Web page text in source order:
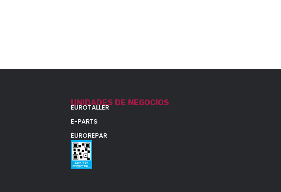
UNIDADES DE NEGOCIOS
EUROTALLER
E-PARTS
EUROREPAR